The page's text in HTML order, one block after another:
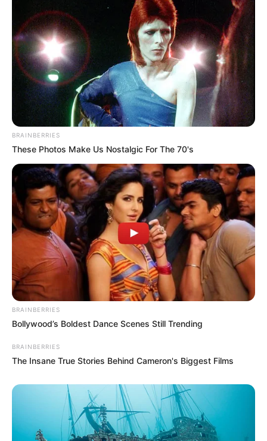
BRAINBERRIES
These Photos Make Us Nostalgic For The 70's
BRAINBERRIES
Bollywood’s Boldest Dance Scenes Still Trending
BRAINBERRIES
The Insane True Stories Behind Cameron's Biggest Films